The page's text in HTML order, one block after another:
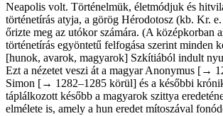
Neapolis volt. Történelmük, életmódjuk és
­tör­ténetírás atyja, a görög Hérodotosz (kb. Kr.
őrizte meg az utókor számára. (A középkorban
történetírás egyöntetű felfogása szerint minden
[hunok, avarok, ­ma­gyarok] Szkítiából indult
Ezt a nézetet veszi át a magyar Anonymus [→
Simon [→ 1282–1285 körül] és a későbbi
táplálkozott később a magyarok szittya
elmélete is, amely a hun eredet mítoszával